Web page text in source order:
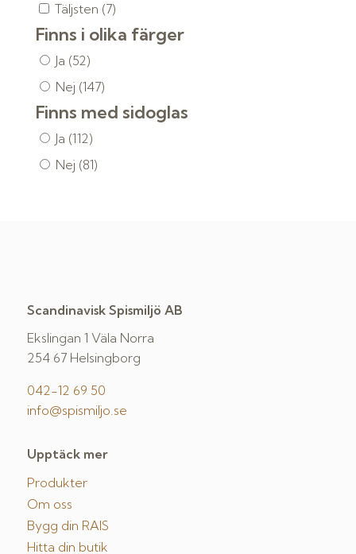
Täljsten (7)
Finns i olika färger
Ja (52)
Nej (147)
Finns med sidoglas
Ja (112)
Nej (81)
Scandinavisk Spismiljö AB
Ekslingan 1 Väla Norra
254 67 Helsingborg
042-12 69 50
info@spismiljo.se
Upptäck mer
Produkter
Om oss
Bygg din RAIS
Hitta din butik